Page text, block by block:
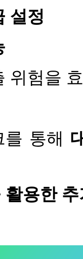
설정
위험을
통해
용한